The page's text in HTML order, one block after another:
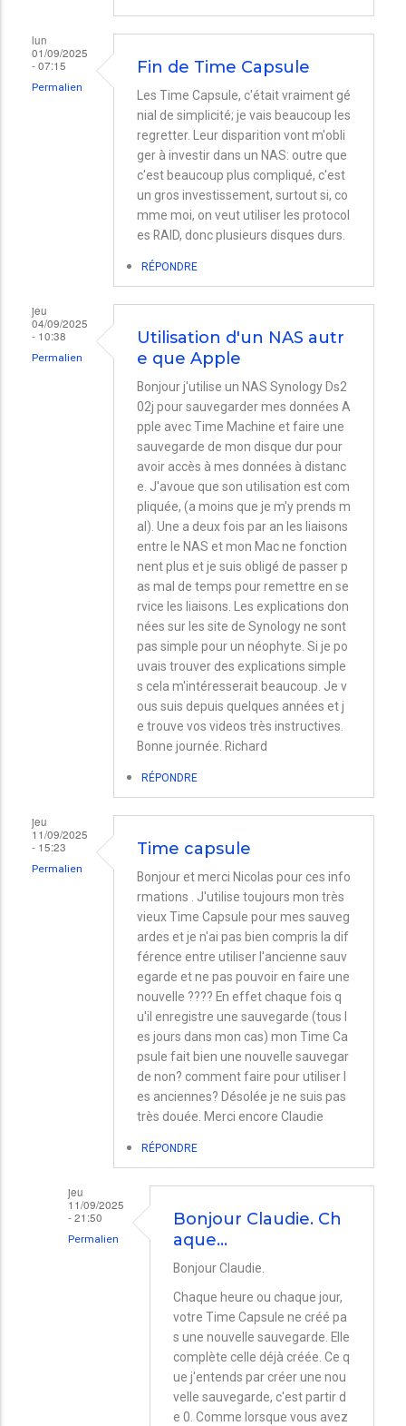
lun
01/09/2025
- 07:15
Permalien
Fin de Time Capsule
Les Time Capsule, c'était vraiment gé
nial de simplicité; je vais beaucoup les
regretter. Leur disparition vont m'obli
ger à investir dans un NAS: outre que
c'est beaucoup plus compliqué, c'est
un gros investissement, surtout si, co
mme moi, on veut utiliser les protocol
es RAID, donc plusieurs disques durs.
RÉPONDRE
jeu
04/09/2025
- 10:38
Permalien
Utilisation d'un NAS autr
e que Apple
Bonjour j'utilise un NAS Synology Ds2
02j pour sauvegarder mes données A
pple avec Time Machine et faire une
sauvegarde de mon disque dur pour
avoir accès à mes données à distanc
e. J'avoue que son utilisation est com
pliquée, (a moins que je m'y prends m
al). Une a deux fois par an les liaisons
entre le NAS et mon Mac ne fonction
nent plus et je suis obligé de passer p
as mal de temps pour remettre en se
rvice les liaisons. Les explications don
nées sur les site de Synology ne sont
pas simple pour un néophyte. Si je po
uvais trouver des explications simple
s cela m'intéresserait beaucoup. Je v
ous suis depuis quelques années et j
e trouve vos videos très instructives.
Bonne journée. Richard
RÉPONDRE
jeu
11/09/2025
- 15:23
Permalien
Time capsule
Bonjour et merci Nicolas pour ces info
rmations . J'utilise toujours mon très
vieux Time Capsule pour mes sauveg
ardes et je n'ai pas bien compris la dif
férence entre utiliser l'ancienne sauv
egarde et ne pas pouvoir en faire une
nouvelle ???? En effet chaque fois q
u'il enregistre une sauvegarde (tous l
es jours dans mon cas) mon Time Ca
psule fait bien une nouvelle sauvegar
de non? comment faire pour utiliser l
es anciennes? Désolée je ne suis pas
très douée. Merci encore Claudie
RÉPONDRE
jeu
11/09/2025
- 21:50
Permalien
Bonjour Claudie. Ch
aque…
Bonjour Claudie.
Chaque heure ou chaque jour,
votre Time Capsule ne créé pa
s une nouvelle sauvegarde. Elle
complète celle déjà créée. Ce q
ue j'entends par créer une nou
velle sauvegarde, c'est partir d
e 0. Comme lorsque vous avez